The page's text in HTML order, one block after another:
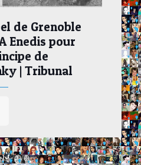
de Grenoble
Enedis pour
de
| Tribunal